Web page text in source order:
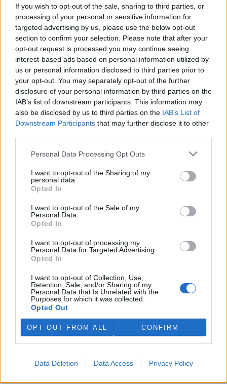
If you wish to opt-out of the sale, sharing to third parties, or
processing of your personal or sensitive information for
targeted advertising by us, please use the below opt-out
section to confirm your selection. Please note that after your
opt-out request is processed you may continue seeing
interest-based ads based on personal information utilized by
us or personal information disclosed to third parties prior to
your opt-out. You may separately opt-out of the further
disclosure of your personal information by third parties on the
IAB’s list of downstream participants. This information may
also be disclosed by us to third parties on the IAB’s List of
Downstream Participants that may further disclose it to other
Personal Data Processing Opt Outs
I want to opt-out of the Sharing of my
personal data.
Opted In
I want to opt-out of the Sale of my
Personal Data.
Opted In
I want to opt-out of processing my
Personal Data for Targeted Advertising.
Opted In
I want to opt-out of Collection, Use,
Retention, Sale, and/or Sharing of my
Personal Data that Is Unrelated with the
Purposes for which it was collected.
Opted Out
OPT OUT FROM ALL CONFIRM
Data Deletion Data Access Privacy Policy
Povodí Labe. Organizace ale požadavek odmítla s tím, že údržbu
dělala už v červnu a další zásah v tuto chvíli neplánuje, zjistila ČTK.
Červený chce peníze ušetřené za rekultivaci rozdělit
obcím podle původní dohody
5.8.2026 01:29 (ČTK)
Diskuse: 2
Ministr životního prostředí
Igor Červený (Motoristé) chce
peníze, které Severní
energetická ušetřila na
rekultivacích hnědouhelného
obcím prostřednictvím Státního fondu životního prostředí (SFŽP),
v pondělí ale společnost uvedla, že hodlá sama rozhodnout o
využití peněz a že chce ohledně výše podpory jednat přímo s
obcemi v okolí těžební oblasti. Červeného krok překvapil, postup
společnosti sleduje se znepokojením. Společnost patří do
Italské zemědělce trápí listokaz japonský ničící vinice i
5.8.2026 01:12 | ŘÍM (ČTK)
Diskuse: 2
měňavými krovkami, jejichž
původní domovinou je
Japonsko, se stávají čím dál
větší hrozbou v Itálii. Rojí se po
sadech a vinicích a zanechávají za sebou listy s vykousanými
mřížkami, což oslabuje rostliny a snižuje úrodu, napsala agentura
Ministerstvo v kauze haldy Heřmanice rozhodlo, že
viník neexistuje